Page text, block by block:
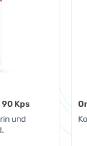
Kps
und